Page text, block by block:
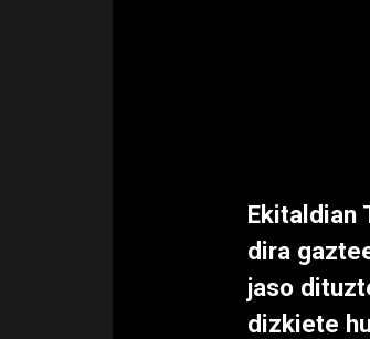
Ekitaldian
dira
jaso
dizkiete